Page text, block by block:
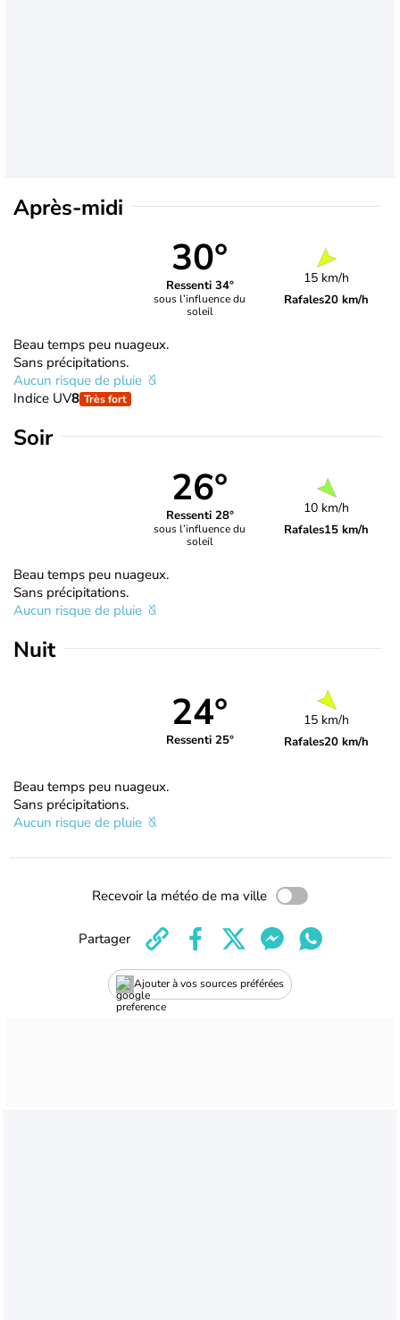
Après-midi
30°
Ressenti 34°
sous l’influence du
soleil
15 km/h
Rafales20 km/h
Beau temps peu nuageux.
Sans précipitations.
Aucun risque de pluie
Indice UV8 Très fort
Soir
26°
Ressenti 28°
sous l’influence du
soleil
10 km/h
Rafales15 km/h
Beau temps peu nuageux.
Sans précipitations.
Aucun risque de pluie
Nuit
24°
Ressenti 25°
15 km/h
Rafales20 km/h
Beau temps peu nuageux.
Sans précipitations.
Aucun risque de pluie
Recevoir la météo de ma ville
Ajouter à vos sources préférées
Partager